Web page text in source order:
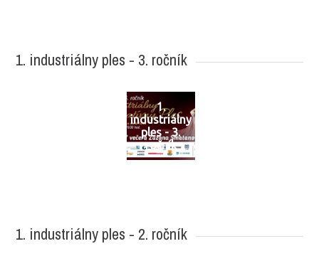
1. industriálny ples - 3. ročník
1.
industriálny
ples - 3.
ročník
1. industriálny ples - 2. ročník